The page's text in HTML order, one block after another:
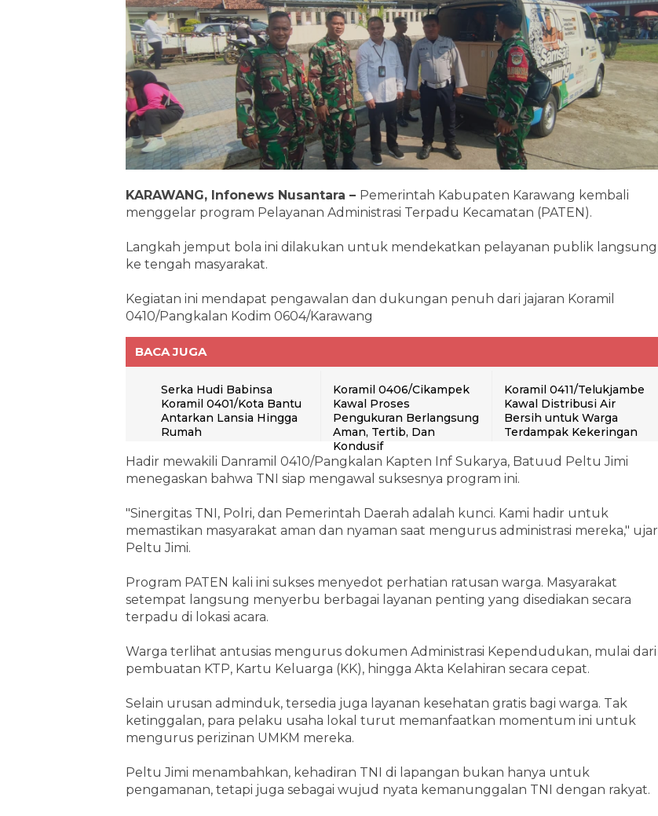
KARAWANG, Infonews Nusantara – Pemerintah Kabupaten Karawang kembali
menggelar program Pelayanan Administrasi Terpadu Kecamatan (PATEN).
Langkah jemput bola ini dilakukan untuk mendekatkan pelayanan publik langsung
ke tengah masyarakat.
Kegiatan ini mendapat pengawalan dan dukungan penuh dari jajaran Koramil
0410/Pangkalan Kodim 0604/Karawang
BACA JUGA
Serka Hudi Babinsa
Koramil 0401/Kota Bantu
Antarkan Lansia Hingga
Rumah
Koramil 0406/Cikampek
Kawal Proses
Pengukuran Berlangsung
Aman, Tertib, Dan
Kondusif
Koramil 0411/Telukjambe
Kawal Distribusi Air
Bersih untuk Warga
Terdampak Kekeringan
Hadir mewakili Danramil 0410/Pangkalan Kapten Inf Sukarya, Batuud Peltu Jimi
menegaskan bahwa TNI siap mengawal suksesnya program ini.
"Sinergitas TNI, Polri, dan Pemerintah Daerah adalah kunci. Kami hadir untuk
memastikan masyarakat aman dan nyaman saat mengurus administrasi mereka," ujar
Peltu Jimi.
Program PATEN kali ini sukses menyedot perhatian ratusan warga. Masyarakat
setempat langsung menyerbu berbagai layanan penting yang disediakan secara
terpadu di lokasi acara.
Warga terlihat antusias mengurus dokumen Administrasi Kependudukan, mulai dari
pembuatan KTP, Kartu Keluarga (KK), hingga Akta Kelahiran secara cepat.
Selain urusan adminduk, tersedia juga layanan kesehatan gratis bagi warga. Tak
ketinggalan, para pelaku usaha lokal turut memanfaatkan momentum ini untuk
mengurus perizinan UMKM mereka.
Peltu Jimi menambahkan, kehadiran TNI di lapangan bukan hanya untuk
pengamanan, tetapi juga sebagai wujud nyata kemanunggalan TNI dengan rakyat.